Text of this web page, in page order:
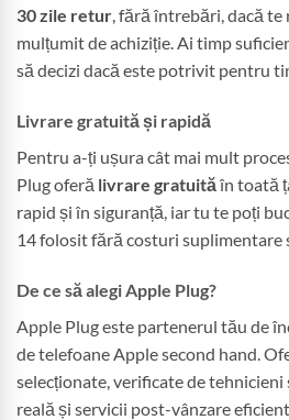
30 zile retur, fără întrebări, dacă te
mulțumit de achiziție. Ai timp
să decizi dacă este potrivit pentru
Livrare gratuită și rapidă
Pentru a-ți ușura cât mai mult
Plug oferă livrare gratuităîn toată
rapid și în siguranță, iar tu te poți
14 folosit fără costuri suplimentare
De ce să alegi Apple Plug?
Apple Plug este partenerul tău de
de telefoane Apple second hand.
selecționate, verificate de tehnicieni
reală și servicii post-vânzare